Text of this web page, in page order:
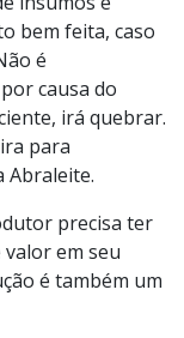
bem feita, caso
é
causa do
irá quebrar.
para
Abraleite.
precisa ter
em seu
é também um